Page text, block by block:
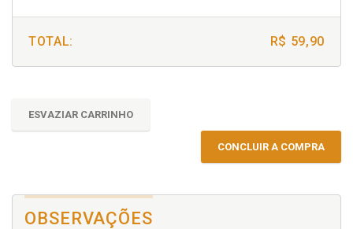
TOTAL: R$ 59,90
ESVAZIAR CARRINHO
CONCLUIR A COMPRA
OBSERVAÇÕES